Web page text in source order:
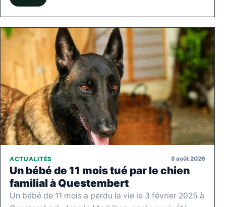
ACTUALITÉS 8 août 2026
Un bébé de 11 mois tué par le chien
familial à Questembert
Un bébé de 11 mois a perdu la vie le 3 février 2025 à